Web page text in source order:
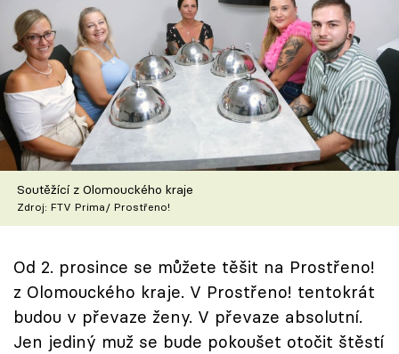
TV Program
Škola vaření
Recepty z TV
Speciál: Cuketa
Těhotnej kuchař
Přihlášení
Soutěžící z Olomouckého kraje
Zdroj: FTV Prima/ Prostřeno!
Od 2. prosince se můžete těšit na Prostřeno!
z Olomouckého kraje. V Prostřeno! tentokrát
budou v převaze ženy. V převaze absolutní.
Jen jediný muž se bude pokoušet otočit štěstí